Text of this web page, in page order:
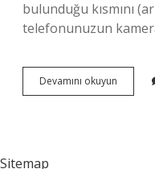
bulunduğu kısmını
telefonunuzun
Devamını okuyun
Onay
Sitemap